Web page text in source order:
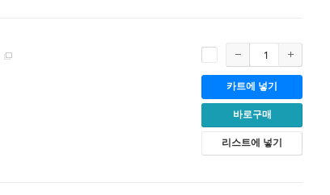
카트에 넣기
바로구매
리스트에 넣기